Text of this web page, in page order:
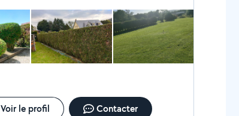
Voir le profil Contacter